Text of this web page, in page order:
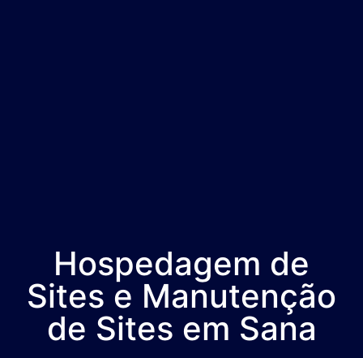
Hospedagem de
Sites e Manutenção
de Sites em Sana